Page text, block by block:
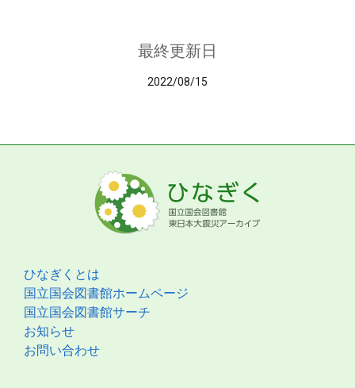
最終更新日
2022/08/15
ひなぎくとは
国立国会図書館ホームページ
国立国会図書館サーチ
お知らせ
お問い合わせ